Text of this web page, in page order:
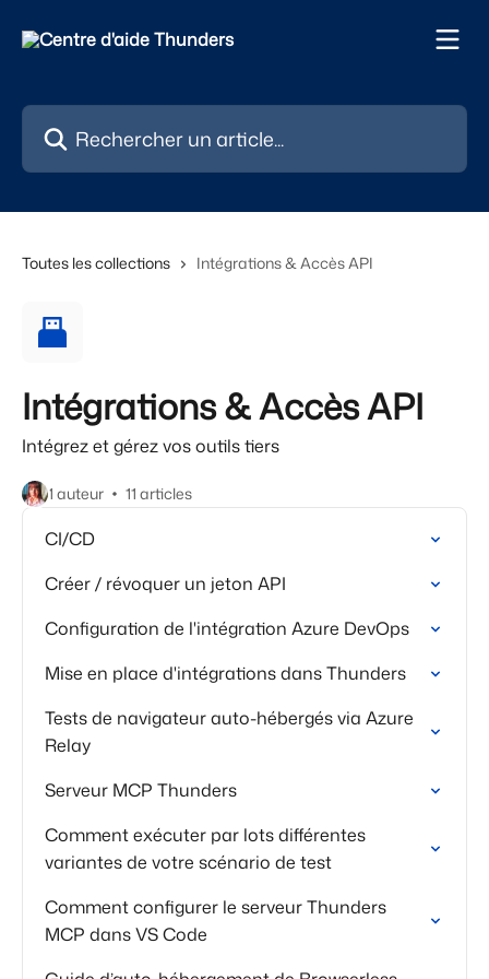
Rechercher un article...
Toutes les collections Intégrations & Accès API
Intégrations & Accès API
Intégrez et gérez vos outils tiers
1 auteur 11 articles
CI/CD
Créer / révoquer un jeton API
Configuration de l'intégration Azure DevOps
Mise en place d'intégrations dans Thunders
Tests de navigateur auto-hébergés via Azure
Relay
Serveur MCP Thunders
Comment exécuter par lots différentes
variantes de votre scénario de test
Comment configurer le serveur Thunders
MCP dans VS Code